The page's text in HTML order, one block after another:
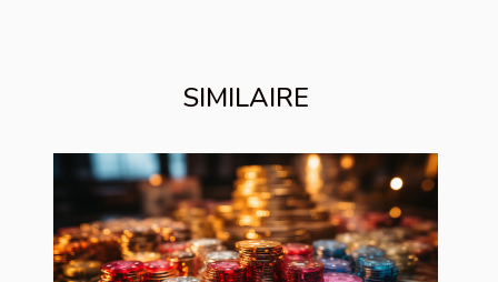
SIMILAIRE